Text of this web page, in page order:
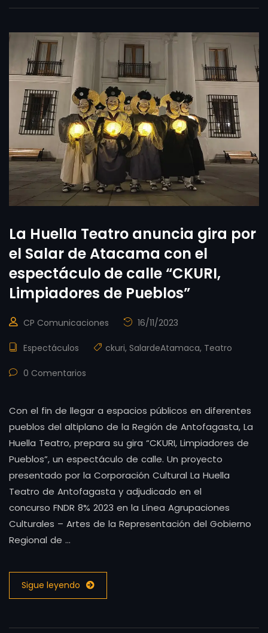
La Huella Teatro anuncia gira por
el Salar de Atacama con el
espectáculo de calle “CKURI,
Limpiadores de Pueblos”
CP Comunicaciones 16/11/2023
Espectáculos ckuri, SalardeAtamaca, Teatro
0 Comentarios
Con el fin de llegar a espacios públicos en diferentes
pueblos del altiplano de la Región de Antofagasta, La
Huella Teatro, prepara su gira “CKURI, Limpiadores de
Pueblos”, un espectáculo de calle. Un proyecto
presentado por la Corporación Cultural La Huella
Teatro de Antofagasta y adjudicado en el
concurso FNDR 8% 2023 en la Línea Agrupaciones
Culturales – Artes de la Representación del Gobierno
Regional de …
Sigue leyendo